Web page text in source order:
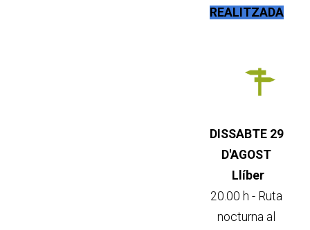
REALITZADA
DISSABTE 29
D'AGOST
Llíber
20.00 h - Ruta
nocturna al